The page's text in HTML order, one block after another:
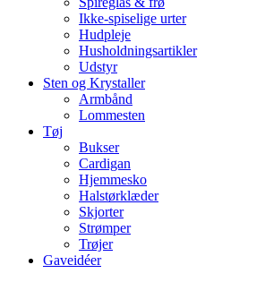
Ikke-spiselige urter
Hudpleje
Husholdningsartikler
Udstyr
Sten og Krystaller
Armbånd
Lommesten
Tøj
Bukser
Cardigan
Hjemmesko
Halstørklæder
Skjorter
Strømper
Trøjer
Gaveidéer